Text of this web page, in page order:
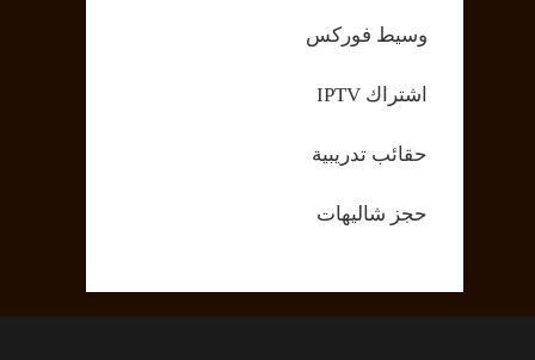
وسيط فوركس
اشتراك IPTV
حقائب تدريبية
حجز شاليهات